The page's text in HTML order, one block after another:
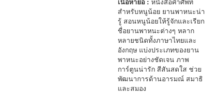
สำหรับหนูน้อย ยานพาหนะน่า
รู้ สอนหนูน้อยให้รู้จักและเรียก
ชื่อยานพาหนะต่างๆ หลาก
หลายชนิดทั้งภาษาไทยและ
อังกฤษ แบ่งประเภทของยาน
พาหนะอย่างชัดเจน ภาพ
การ์ตูนน่ารัก สีสันสดใส ช่วย
พัฒนาการด้านอารมณ์ สมาธิ
และสมอง